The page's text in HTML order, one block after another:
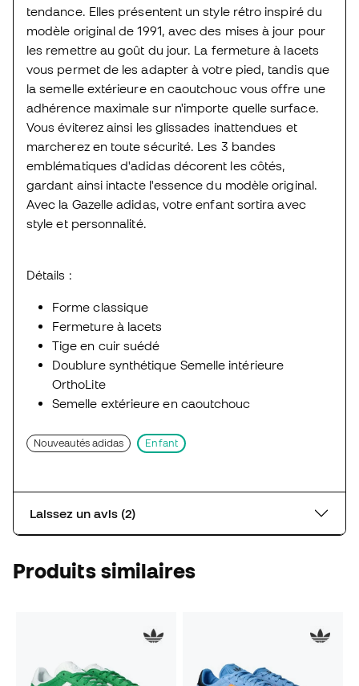
tendance. Elles présentent un style rétro inspiré du
modèle original de 1991, avec des mises à jour pour
les remettre au goût du jour. La fermeture à lacets
vous permet de les adapter à votre pied, tandis que
la semelle extérieure en caoutchouc vous offre une
adhérence maximale sur n'importe quelle surface.
Vous éviterez ainsi les glissades inattendues et
marcherez en toute sécurité. Les 3 bandes
emblématiques d'adidas décorent les côtés,
gardant ainsi intacte l'essence du modèle original.
Avec la Gazelle adidas, votre enfant sortira avec
style et personnalité.
Détails :
Forme classique
Fermeture à lacets
Tige en cuir suédé
Doublure synthétique Semelle intérieure
OrthoLite
Semelle extérieure en caoutchouc
Nouveautés adidas Enfant
Laissez un avis (2)
Produits similaires